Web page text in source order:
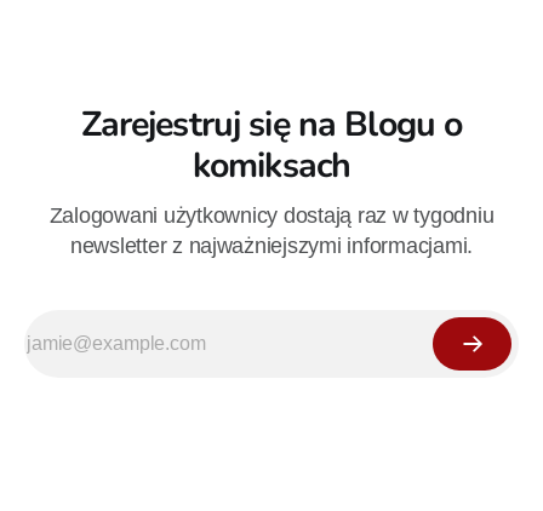
Zarejestruj się na Blogu o
komiksach
Zalogowani użytkownicy dostają raz w tygodniu
newsletter z najważniejszymi informacjami.